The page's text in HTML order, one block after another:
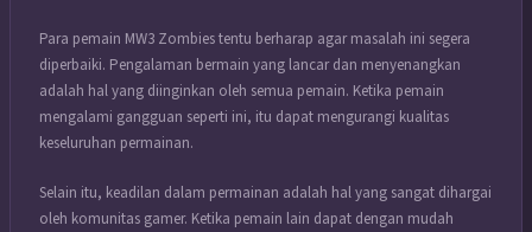
Para pemain MW3 Zombies tentu berharap agar masalah ini segera
diperbaiki. Pengalaman bermain yang lancar dan menyenangkan
adalah hal yang diinginkan oleh semua pemain. Ketika pemain
mengalami gangguan seperti ini, itu dapat mengurangi kualitas
keseluruhan permainan.
Selain itu, keadilan dalam permainan adalah hal yang sangat dihargai
oleh komunitas gamer. Ketika pemain lain dapat dengan mudah